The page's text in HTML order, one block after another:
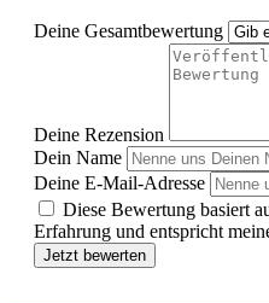
Deine Gesamtbewertung
Deine Rezension
Dein Name
Deine E-Mail-Adresse
Diese Bewertung basiert
Erfahrung und entspricht
Jetzt bewerten